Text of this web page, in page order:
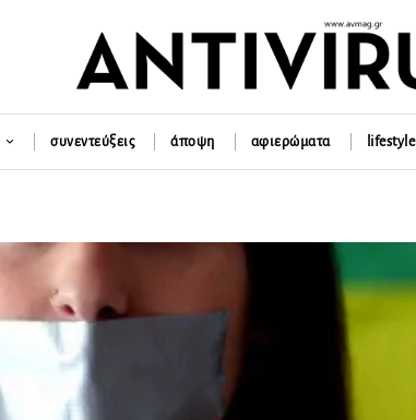
συνεντεύξεις άποψη αφιερώματα lifestyle